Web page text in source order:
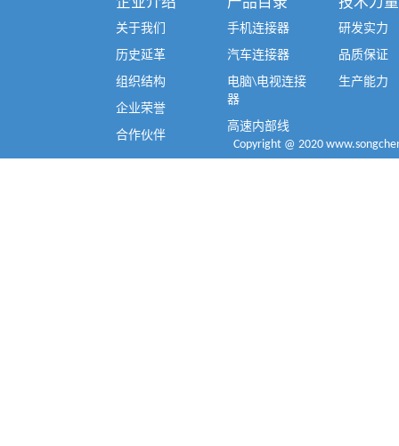
企业介绍
关于我们
历史延革
组织结构
企业荣誉
合作伙伴
产品目录
手机连接器
汽车连接器
电脑\电视连接
器
高速内部线
技术力量
研发实力
品质保证
生产能力
Copyright @ 2020